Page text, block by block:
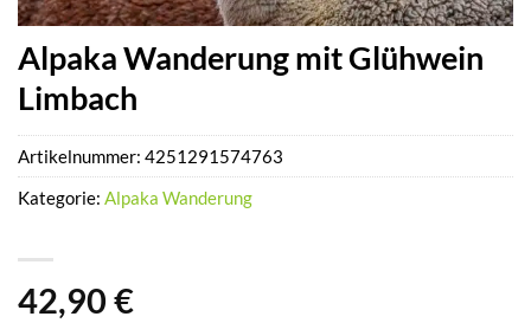
Alpaka Wanderung mit Glühwein
Limbach
42,90 €
Artikelnummer: 4251291574763
Kategorie: Alpaka Wanderung